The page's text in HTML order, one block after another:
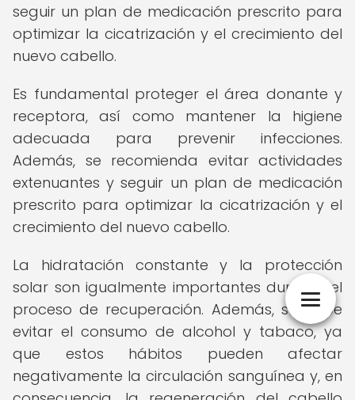
seguir un plan de medicación prescrito para
optimizar la cicatrización y el crecimiento del
nuevo cabello.
Es fundamental proteger el área donante y
receptora, así como mantener la higiene
adecuada para prevenir infecciones.
Además, se recomienda evitar actividades
extenuantes y seguir un plan de medicación
prescrito para optimizar la cicatrización y el
crecimiento del nuevo cabello.
La hidratación constante y la protección
solar son igualmente importantes durante el
proceso de recuperación. Además, se debe
evitar el consumo de alcohol y tabaco, ya
que estos hábitos pueden afectar
negativamente la circulación sanguínea y, en